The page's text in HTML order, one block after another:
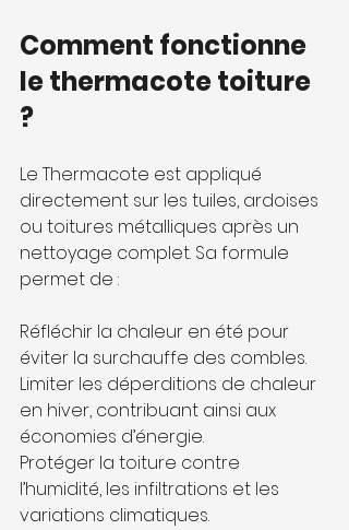
Comment fonctionne
le thermacote toiture
?
Le Thermacote est appliqué
directement sur les tuiles, ardoises
ou toitures métalliques après un
nettoyage complet. Sa formule
permet de :
Réfléchir la chaleur en été pour
éviter la surchauffe des combles.
Limiter les déperditions de chaleur
en hiver, contribuant ainsi aux
économies d’énergie.
Protéger la toiture contre
l’humidité, les infiltrations et les
variations climatiques.